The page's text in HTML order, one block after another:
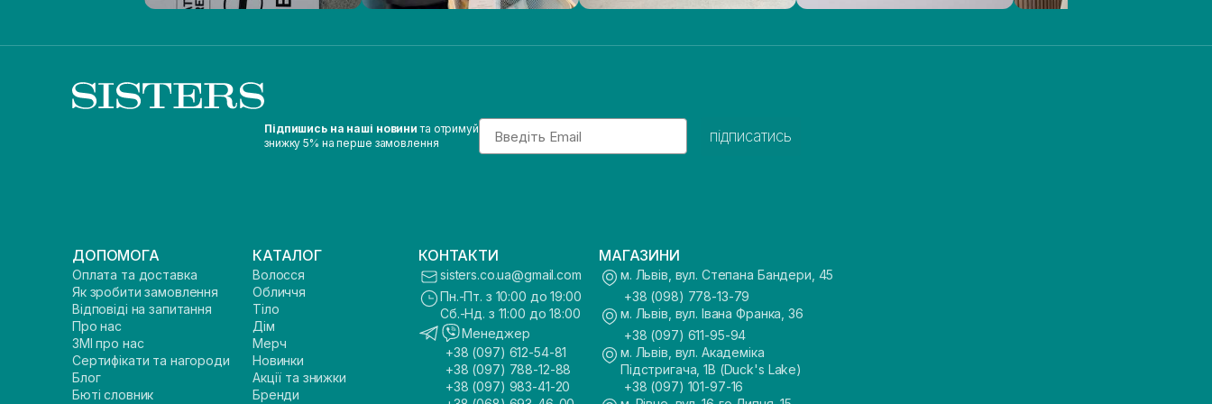
Підпишись на наші новини та отримуй
знижку 5% на перше замовлення
Email
підписатись
ДОПОМОГА
Оплата та доставка
Як зробити замовлення
Відповіді на запитання
Про нас
ЗМІ про нас
Сертифікати та нагороди
Блог
Бюті словник
КАТАЛОГ
Волосся
Обличчя
Тіло
Дім
Мерч
Новинки
Акції та знижки
Бренди
КОНТАКТИ
sisters.co.ua@gmail.com
Пн.-Пт. з 10:00 до 19:00
Сб.-Нд. з 11:00 до 18:00
Менеджер
+38 (097) 612-54-81
+38 (097) 788-12-88
+38 (097) 983-41-20
МАГАЗИНИ
м. Львів, вул. Степана Бандери, 45
+38 (098) 778-13-79
м. Львів, вул. Івана Франка, 36
+38 (097) 611-95-94
м. Львів, вул. Академіка
Підстригача, 1В (Duck's Lake)
+38 (097) 101-97-16